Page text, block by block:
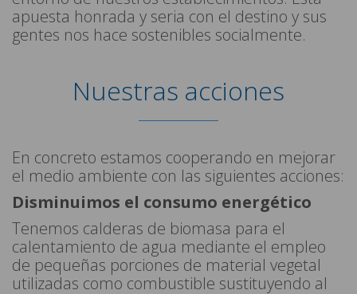
apuesta honrada y seria con el destino y sus
gentes nos hace sostenibles socialmente.
Nuestras acciones
En concreto estamos cooperando en mejorar
el medio ambiente con las siguientes acciones:
Disminuimos el consumo energético
Tenemos calderas de biomasa para el
calentamiento de agua mediante el empleo
de pequeñas porciones de material vegetal
utilizadas como combustible sustituyendo al